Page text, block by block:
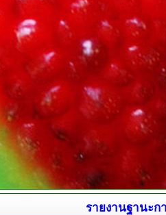
รายงานฐานะก